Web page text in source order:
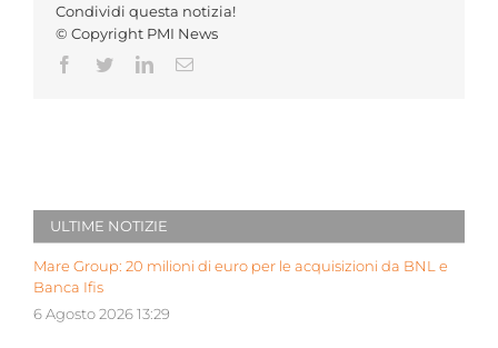
Condividi questa notizia!
© Copyright PMI News
Facebook
TwitterLinkedInEmail
ULTIME NOTIZIE
Mare Group: 20 milioni di euro per le acquisizioni da BNL e
Banca Ifis
6 Agosto 2026 13:29